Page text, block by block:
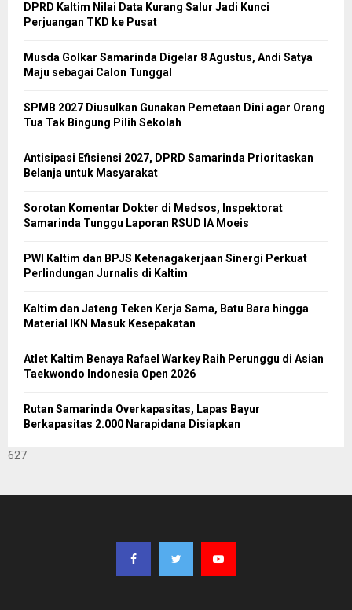
DPRD Kaltim Nilai Data Kurang Salur Jadi Kunci
Perjuangan TKD ke Pusat
Musda Golkar Samarinda Digelar 8 Agustus, Andi Satya
Maju sebagai Calon Tunggal
SPMB 2027 Diusulkan Gunakan Pemetaan Dini agar Orang
Tua Tak Bingung Pilih Sekolah
Antisipasi Efisiensi 2027, DPRD Samarinda Prioritaskan
Belanja untuk Masyarakat
Sorotan Komentar Dokter di Medsos, Inspektorat
Samarinda Tunggu Laporan RSUD IA Moeis
PWI Kaltim dan BPJS Ketenagakerjaan Sinergi Perkuat
Perlindungan Jurnalis di Kaltim
Kaltim dan Jateng Teken Kerja Sama, Batu Bara hingga
Material IKN Masuk Kesepakatan
Atlet Kaltim Benaya Rafael Warkey Raih Perunggu di Asian
Taekwondo Indonesia Open 2026
Rutan Samarinda Overkapasitas, Lapas Bayur
Berkapasitas 2.000 Narapidana Disiapkan
627